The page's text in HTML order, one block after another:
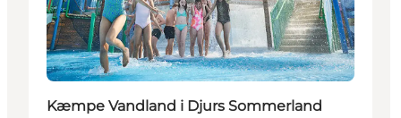
Kæmpe Vandland i Djurs Sommerland